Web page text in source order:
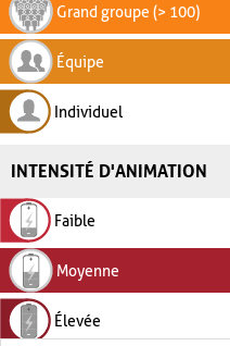
Grand groupe (> 100)
Équipe
Individuel
INTENSITÉ D'ANIMATION
Faible
Moyenne
Élevée